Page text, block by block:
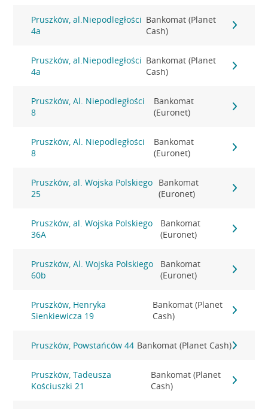
Pruszków, al.Niepodległości
4a
Bankomat (Planet
Cash)
Pruszków, al.Niepodległości
4a
Bankomat (Planet
Cash)
Pruszków, Al. Niepodległości
8
Bankomat
(Euronet)
Pruszków, Al. Niepodległości
8
Bankomat
(Euronet)
Pruszków, al. Wojska Polskiego
25
Bankomat
(Euronet)
Pruszków, al. Wojska Polskiego
36A
Bankomat
(Euronet)
Pruszków, Al. Wojska Polskiego
60b
Bankomat
(Euronet)
Pruszków, Henryka
Sienkiewicza 19
Bankomat (Planet
Cash)
Pruszków, Powstańców 44 Bankomat (Planet Cash)
Pruszków, Tadeusza
Kościuszki 21
Bankomat (Planet
Cash)